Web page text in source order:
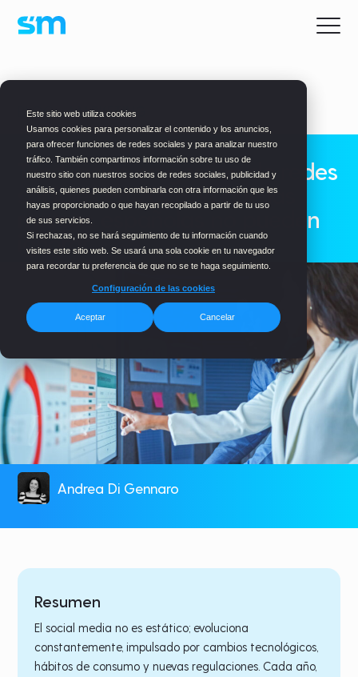
Este sitio web utiliza cookies
Usamos cookies para personalizar el contenido y los anuncios,
para ofrecer funciones de redes sociales y para analizar nuestro
tráfico. También compartimos información sobre tu uso de
nuestro sitio con nuestros socios de redes sociales, publicidad y
análisis, quienes pueden combinarla con otra información que les
hayas proporcionado o que hayan recopilado a partir de tu uso
de sus servicios.
Si rechazas, no se hará seguimiento de tu información cuando
visites este sitio web. Se usará una sola cookie en tu navegador
para recordar tu preferencia de que no se te haga seguimiento.
Configuración de las cookies
Aceptar Cancelar
BLOG> MARKETING
Tendencias en gestión de redes
sociales en 2026: lo que las
marcas españolas no pueden
ignorar
Andrea Di Gennaro
Resumen
El social media no es estático; evoluciona
constantemente, impulsado por cambios tecnológicos,
hábitos de consumo y nuevas regulaciones. Cada año,